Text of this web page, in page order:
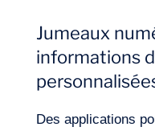
Jumeaux
informations
Des applications